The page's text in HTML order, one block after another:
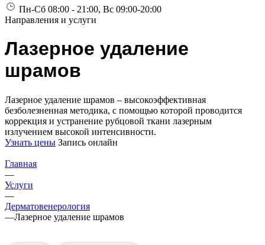
Пн-Сб 08:00 - 21:00, Вс 09:00-20:00
Направления и услуги
Лазерное удаление
шрамов
Лазерное удаление шрамов – высокоэффективная
безболезненная методика, с помощью которой проводится
коррекция и устранение рубцовой ткани лазерным
излучением высокой интенсивности.
Узнать цены Запись онлайн
Главная
—
Услуги
—
Дерматовенерология
—Лазерное удаление шрамов